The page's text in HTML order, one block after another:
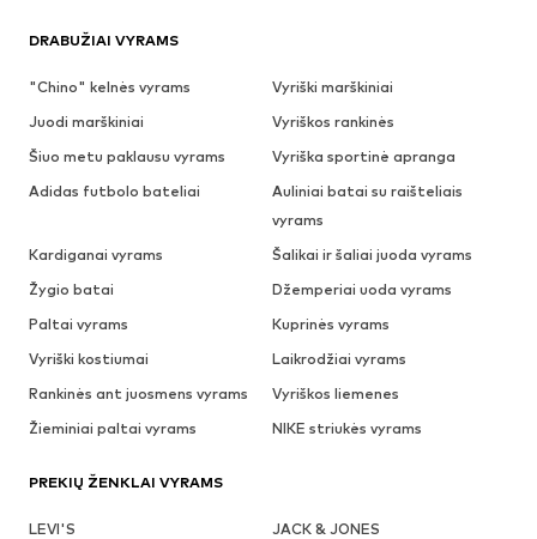
DRABUŽIAI VYRAMS
"Chino" kelnės vyrams
Vyriški marškiniai
Juodi marškiniai
Vyriškos rankinės
Šiuo metu paklausu vyrams
Vyriška sportinė apranga
Adidas futbolo bateliai
Auliniai batai su raišteliais
vyrams
Kardiganai vyrams
Šalikai ir šaliai juoda vyrams
Žygio batai
Džemperiai uoda vyrams
Paltai vyrams
Kuprinės vyrams
Vyriški kostiumai
Laikrodžiai vyrams
Rankinės ant juosmens vyrams
Vyriškos liemenes
Žieminiai paltai vyrams
NIKE striukės vyrams
PREKIŲ ŽENKLAI VYRAMS
LEVI'S
JACK & JONES